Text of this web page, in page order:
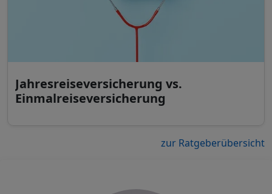
Jahresreiseversicherung vs.
Einmalreiseversicherung
zur Ratgeberübersicht